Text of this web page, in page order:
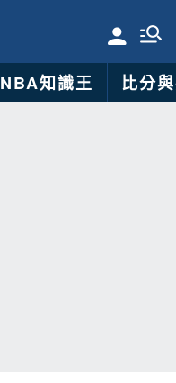
NBA知識王 比分